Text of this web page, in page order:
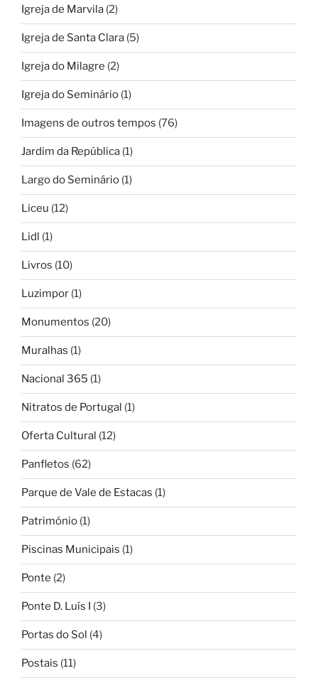
Igreja de Marvila (2)
Igreja de Santa Clara (5)
Igreja do Milagre (2)
Igreja do Seminário (1)
Imagens de outros tempos (76)
Jardim da República (1)
Largo do Seminário (1)
Liceu (12)
Lidl (1)
Livros (10)
Luzimpor (1)
Monumentos (20)
Muralhas (1)
Nacional 365 (1)
Nitratos de Portugal (1)
Oferta Cultural (12)
Panfletos (62)
Parque de Vale de Estacas (1)
Património (1)
Piscinas Municipais (1)
Ponte (2)
Ponte D. Luís I (3)
Portas do Sol (4)
Postais (11)